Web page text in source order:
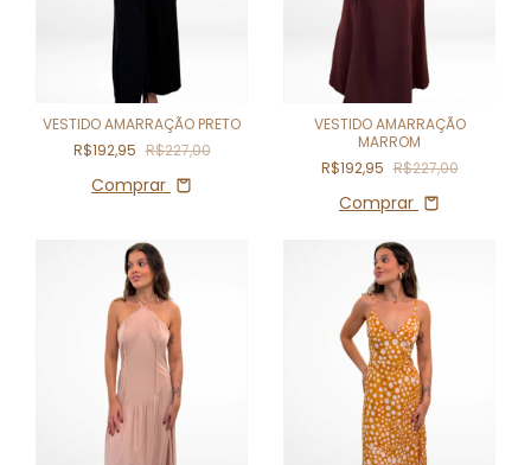
VESTIDO AMARRAÇÃO PRETO
R$192,95 R$227,00
Comprar
VESTIDO AMARRAÇÃO
MARROM
R$192,95 R$227,00
Comprar